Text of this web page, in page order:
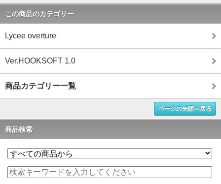
この商品のカテゴリー
Lycee overture
Ver.HOOKSOFT 1.0
商品カテゴリー一覧
ページの先頭へ戻る
商品検索